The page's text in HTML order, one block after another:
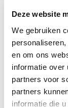
Deze website
We gebruiken
en om ons
informatie over
partners voor
partners
informatie die
SAUCONY
Progrid Omni 9
€160